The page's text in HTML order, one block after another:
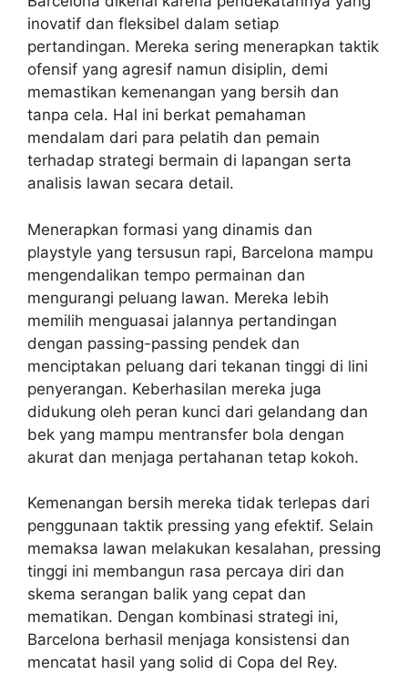
inovatif dan fleksibel dalam setiap
pertandingan. Mereka sering menerapkan taktik
ofensif yang agresif namun disiplin, demi
memastikan kemenangan yang bersih dan
tanpa cela. Hal ini berkat pemahaman
mendalam dari para pelatih dan pemain
terhadap strategi bermain di lapangan serta
analisis lawan secara detail.
Menerapkan formasi yang dinamis dan
playstyle yang tersusun rapi, Barcelona mampu
mengendalikan tempo permainan dan
mengurangi peluang lawan. Mereka lebih
memilih menguasai jalannya pertandingan
dengan passing-passing pendek dan
menciptakan peluang dari tekanan tinggi di lini
penyerangan. Keberhasilan mereka juga
didukung oleh peran kunci dari gelandang dan
bek yang mampu mentransfer bola dengan
akurat dan menjaga pertahanan tetap kokoh.
Kemenangan bersih mereka tidak terlepas dari
penggunaan taktik pressing yang efektif. Selain
memaksa lawan melakukan kesalahan, pressing
tinggi ini membangun rasa percaya diri dan
skema serangan balik yang cepat dan
mematikan. Dengan kombinasi strategi ini,
Barcelona berhasil menjaga konsistensi dan
mencatat hasil yang solid di Copa del Rey.